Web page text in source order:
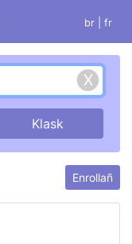
br | fr
Enrollañ